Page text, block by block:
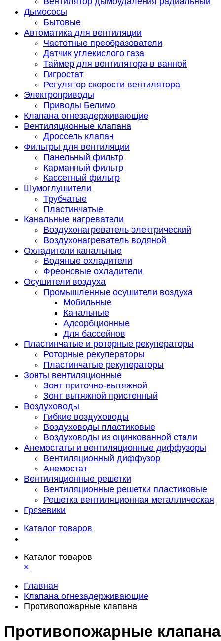
Дымососы
Бытовые
Автоматика для вентиляции
Частотные преобразователи
Датчик углекислого газа
Таймер для вентилятора в ванной
Гигростат
Регулятор скорости вентилятора
Электроприводы
Приводы Белимо
Клапана огнезадерживающие
Вентиляционные клапана
Дроссель клапан
Фильтры для вентиляции
Панельный фильтр
Карманный фильтр
Кассетный фильтр
Шумоглушители
Трубчатые
Пластинчатые
Канальные нагреватели
Воздухонагреватель электрический
Воздухонагреватель водяной
Охладители канальные
Водяные охладители
Фреоновые охладители
Осушители воздуха
Промышленные осушители воздуха
Мобильные
Канальные
Адсорбционные
Для бассейнов
Пластинчатые и роторные рекуператоры
Роторные рекуператоры
Пластинчатые рекуператоры
Зонты вентиляционные
Зонт приточно-вытяжной
Зонт вытяжной пристенный
Воздуховоды
Гибкие воздуховоды
Воздуховоды пластиковые
Воздуховоды из оцинкованной стали
Анемостаты и вентиляционные диффузоры
Вентиляционный диффузор
Анемостат
Вентиляционные решетки
Вентиляционные решетки пластиковые
Решетка вентиляционная металлическая
Грязевики
Каталог товаров
Каталог товаров
×
Главная
Клапана огнезадерживающие
Противопожарные клапана
Противопожарные клапана